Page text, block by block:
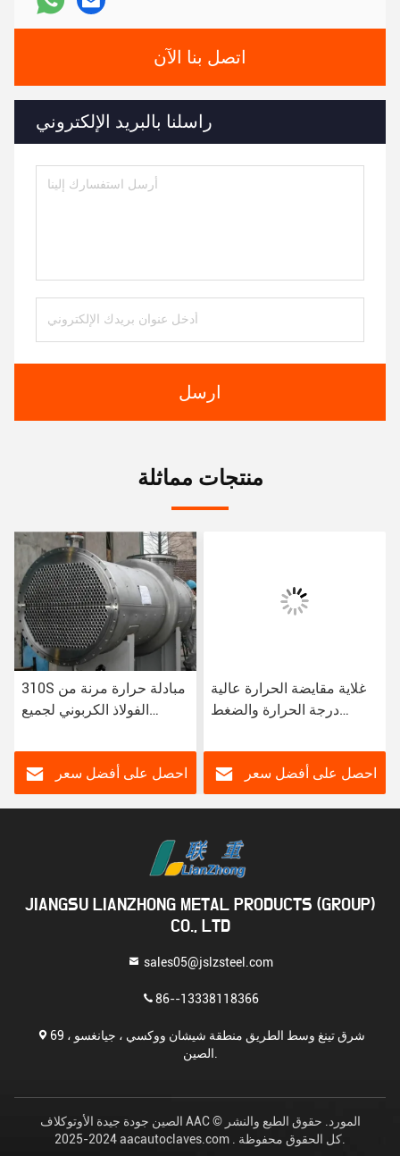
اتصل بنا الآن
راسلنا بالبريد الإلكتروني
ارسل
منتجات مماثلة
310S مبادلة حرارة مرنة من
الفولاذ الكربوني لجميع
احصل على أفضل سعر
غلاية مقايضة الحرارة عالية
درجة الحرارة والضغط
احصل على أفضل سعر
JIANGSU LIANZHONG METAL PRODUCTS (GROUP)
CO., LTD
sales05@jslzsteel.com
86--13338118366
69 شرق تينغ وسط الطريق منطقة شيشان ووكسي ، جيانغسو ،
الصين جودة جيدة الأوتوكلاف AAC المورد. حقوق الطبع والنشر ©
2024-2025 aacautoclaves.com . كل الحقوق محفوظة.